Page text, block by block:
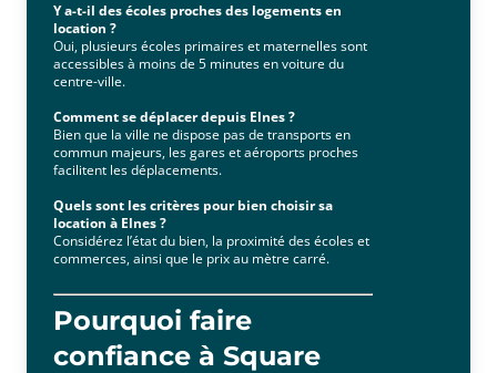
Y a-t-il des écoles proches des logements en
location ?
Oui, plusieurs écoles primaires et maternelles sont
accessibles à moins de 5 minutes en voiture du
centre-ville.
Comment se déplacer depuis Elnes ?
Bien que la ville ne dispose pas de transports en
commun majeurs, les gares et aéroports proches
facilitent les déplacements.
Quels sont les critères pour bien choisir sa
location à Elnes ?
Considérez l’état du bien, la proximité des écoles et
commerces, ainsi que le prix au mètre carré.
Pourquoi faire
confiance à Square